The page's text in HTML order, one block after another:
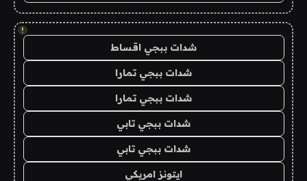
!
شدات ببجي اقساط
شدات ببجي تمارا
شدات ببجي تمارا
شدات ببجي تابي
شدات ببجي تابي
ايتونز امريكي